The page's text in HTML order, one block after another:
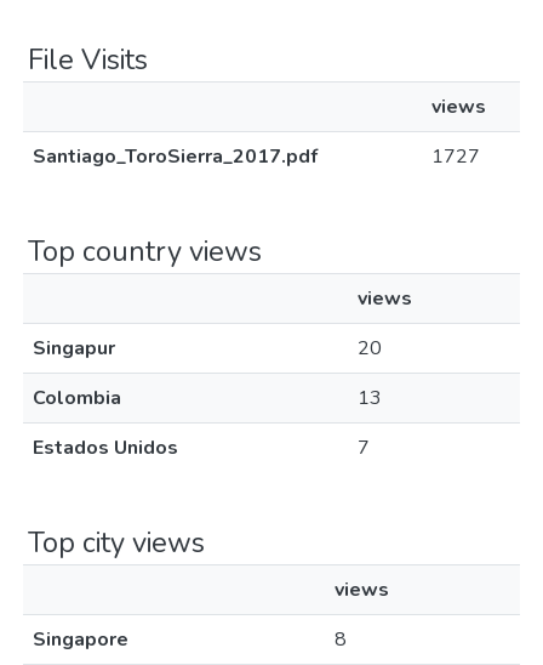
File Visits
views
Santiago_ToroSierra_2017.pdf
1727
Top country views
views
Singapur
20
Colombia
13
Estados Unidos
7
Top city views
views
Singapore
8